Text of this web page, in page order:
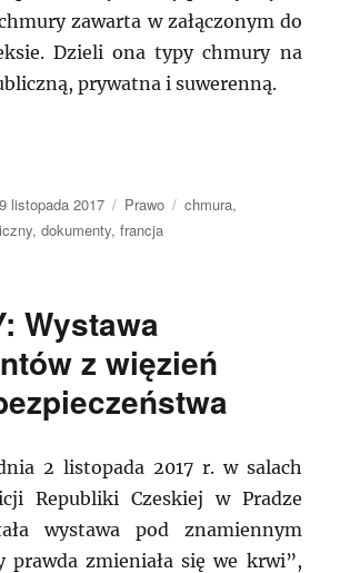
zawarta w załączonym do
Dzieli ona typy chmury na
prywatna i suwerenną.
listopada 2017 Kategorie
Prawo Tagi
chmura,
,dokumenty,francja
Wystawa
z więzień
2 listopada 2017 r. w salach
Republiki Czeskiej w Pradze
wystawa pod znamiennym
prawda zmieniała się we krwi”,